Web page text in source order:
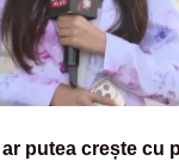
putea crește cu